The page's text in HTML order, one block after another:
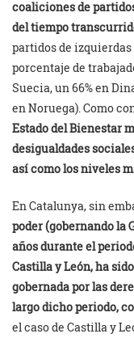
coaliciones de
del tiempo
partidos de
porcentaje de
Suecia, un 66% en
en Noruega). Como
Estado del Bienestar
desigualdades
así como los niveles
En Catalunya, sin
poder (gobernando la
años durante el
Castilla y León, ha
gobernada por las
largo dicho periodo,
el caso de Castilla y